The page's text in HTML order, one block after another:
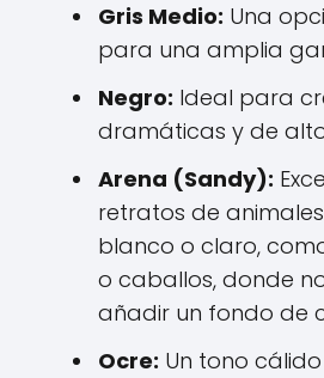
Gris Medio: Una
para una amplia
Negro: Ideal para
dramáticas y de
Arena (Sandy):
retratos de
blanco o claro,
o caballos, donde
añadir un fondo de
Ocre: Un tono